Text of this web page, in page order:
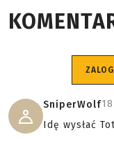
SniperWolf
Idę wysłać